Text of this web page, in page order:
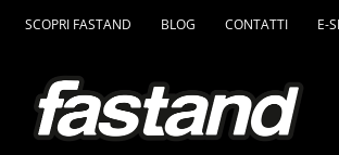
Salta
contenuto
SCOPRI FASTAND BLOG CONTATTI E-